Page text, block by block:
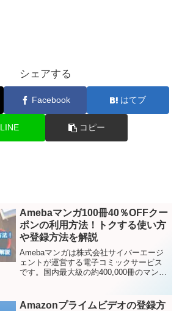
シェアする
Facebook はてブ
LINE コピー
Amebaマンガ100冊40％OFFクー
ポンの利用方法！トクする使い方
や登録方法を解説
Amebaマンガは株式会社サイバーエージ
ェントが運営する電子コミックサービス
です。国内最大級の約400,000冊のマンガ
100冊まで40％OFFで購入できるクー...
Amazonプライムビデオの登録方